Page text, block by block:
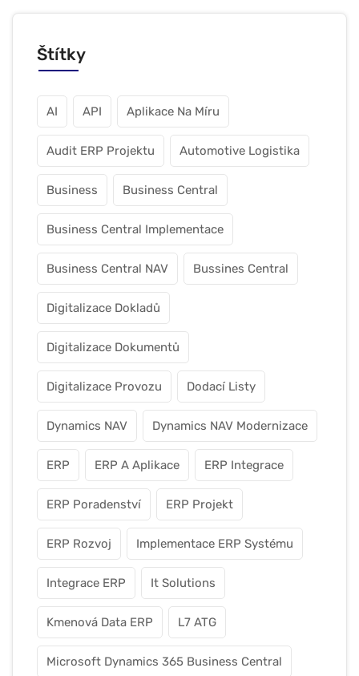
Štítky
AI API Aplikace Na Míru
Audit ERP Projektu Automotive Logistika
Business Business Central
Business Central Implementace
Business Central NAV Bussines Central
Digitalizace Dokladů
Digitalizace Dokumentů
Digitalizace Provozu Dodací Listy
Dynamics NAV Dynamics NAV Modernizace
ERP ERP A Aplikace ERP Integrace
ERP Poradenství ERP Projekt
ERP Rozvoj Implementace ERP Systému
Integrace ERP It Solutions
Kmenová Data ERP L7 ATG
Microsoft Dynamics 365 Business Central